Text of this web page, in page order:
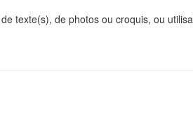
texte(s), de photos ou croquis, ou